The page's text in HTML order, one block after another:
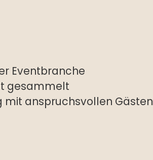
Eventbranche
gesammelt
mit anspruchsvollen Gästen